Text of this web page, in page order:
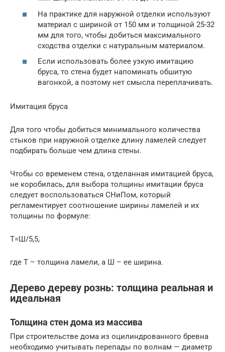
На практике для наружной отделки используют
материал с шириной от 150 мм и толщиной 25-32
мм для того, чтобы добиться максимального
сходства отделки с натуральным материалом.
Если использовать более узкую имитацию
бруса, то стена будет напоминать обшитую
вагонкой, а поэтому нет смысла переплачивать.
Имитация бруса
Для того чтобы добиться минимального количества
стыков при наружной отделке длину ламелей следует
подбирать больше чем длина стены.
Чтобы со временем стена, отделанная имитацией бруса,
не коробилась, для выбора толщины имитации бруса
следует воспользоваться СНиПом, который
регламентирует соотношение ширины ламелей и их
толщины по формуле:
Т=Ш/5,5,
где Т – толщина ламели, а Ш – ее ширина.
Дерево дереву рознь: толщина реальная и
идеальная
Толщина стен дома из массива
При строительстве дома из оцилиндрованного бревна
необходимо учитывать перепады по волнам — диаметр